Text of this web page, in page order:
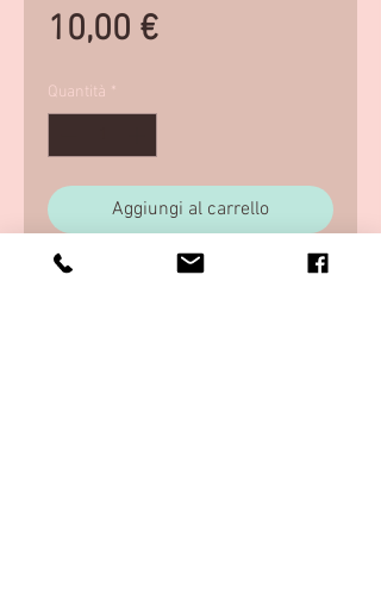
10,00 €Prezzo
Quantità *
Aggiungi al carrello